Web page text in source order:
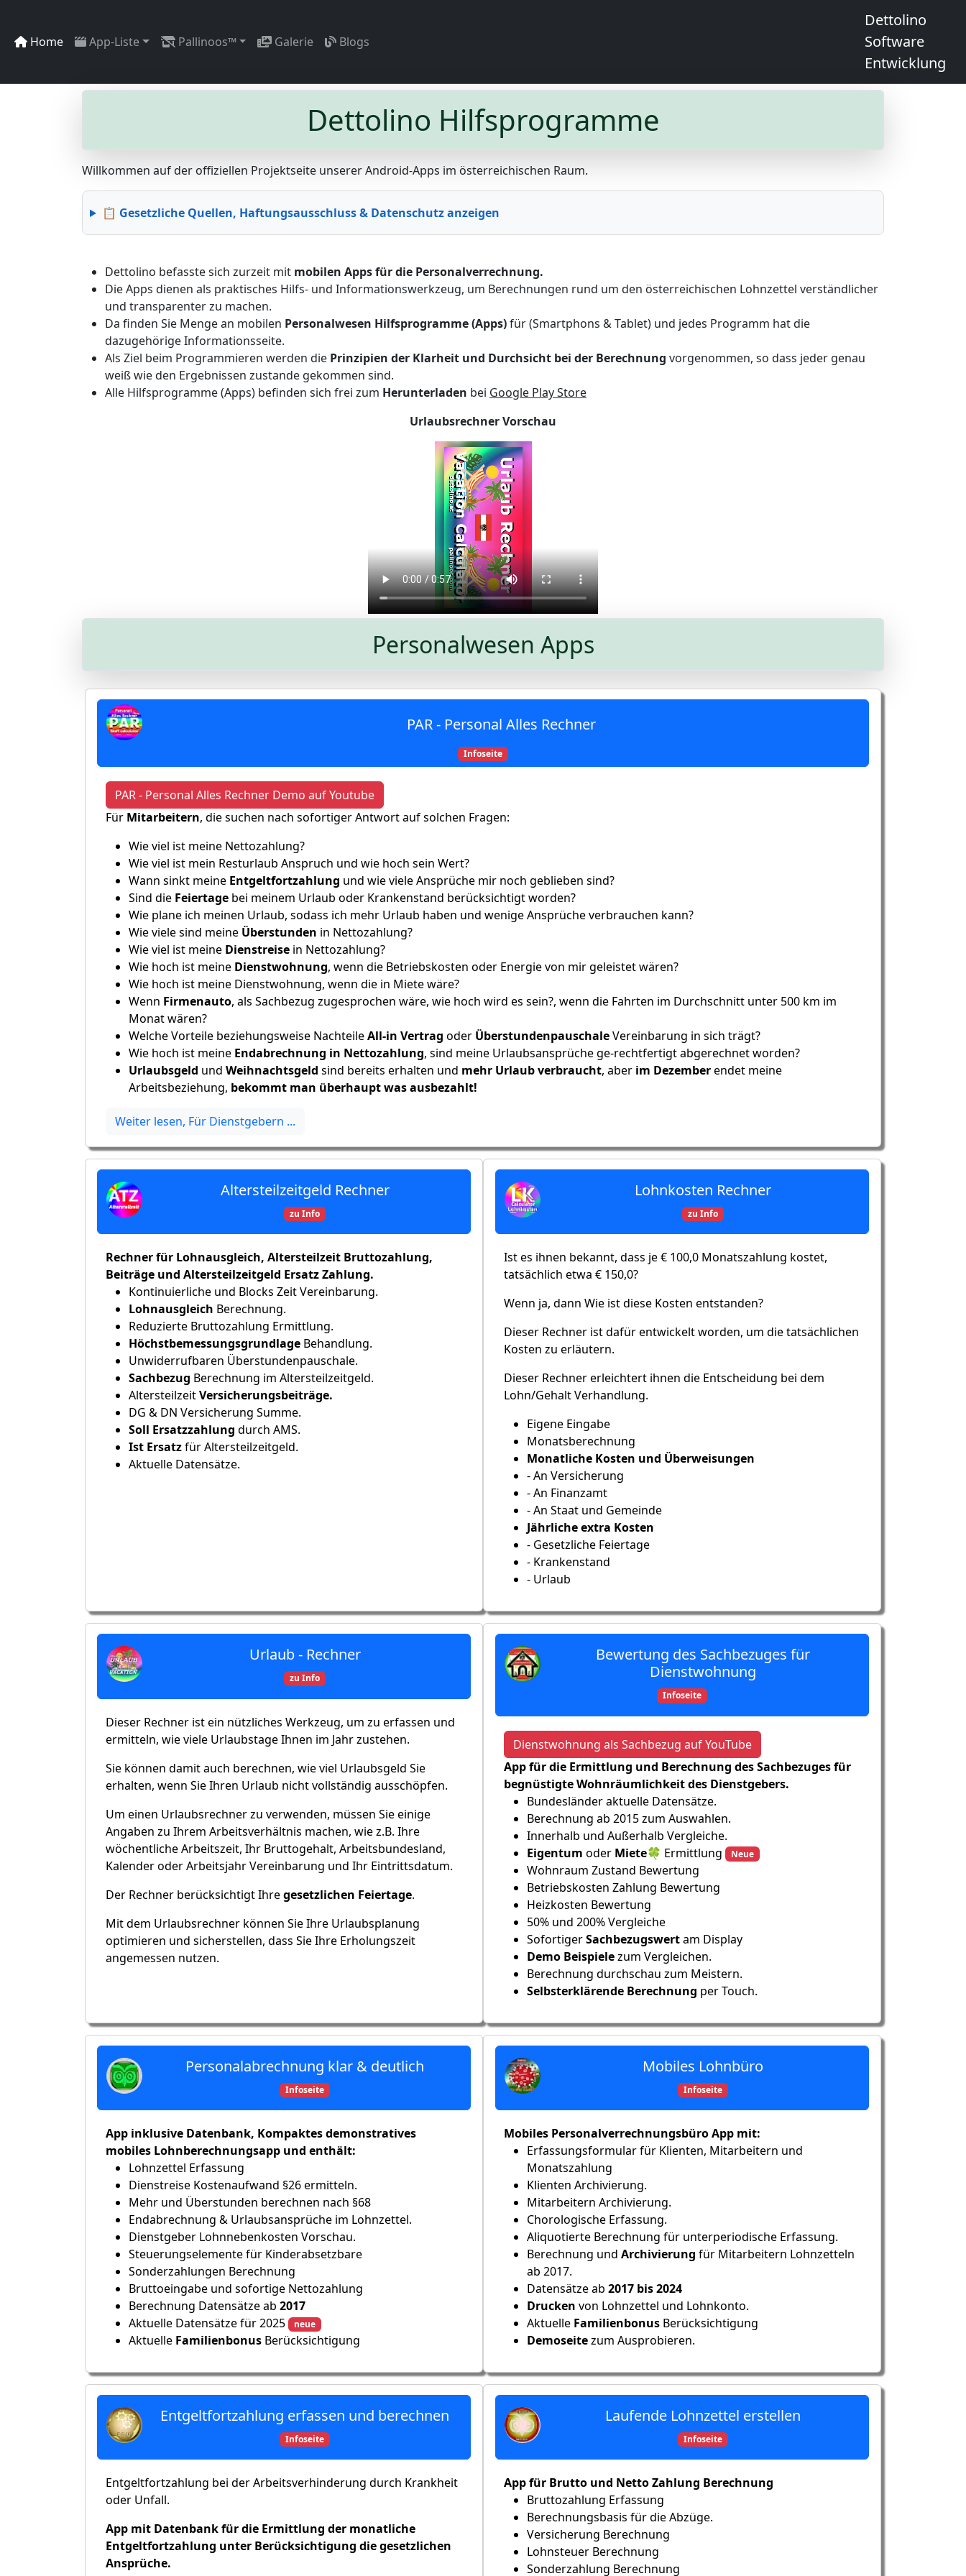
Home App-Liste Pallinoos™ Galerie Blogs
Dettolino
Software
Entwicklung
Dettolino Hilfsprogramme
Willkommen auf der offiziellen Projektseite unserer Android-Apps im österreichischen Raum.
📋 Gesetzliche Quellen, Haftungsausschluss & Datenschutz anzeigen
Dettolino befasste sich zurzeit mit mobilen Apps für die Personalverrechnung.
Die Apps dienen als praktisches Hilfs- und Informationswerkzeug, um Berechnungen rund um den österreichischen Lohnzettel verständlicher
und transparenter zu machen.
Da finden Sie Menge an mobilen Personalwesen Hilfsprogramme (Apps)für (Smartphons & Tablet) und jedes Programm hat die
dazugehörige Informationsseite.
Als Ziel beim Programmieren werden die Prinzipien der Klarheit und Durchsicht bei der Berechnung vorgenommen, so dass jeder genau
weiß wie den Ergebnissen zustande gekommen sind.
Alle Hilfsprogramme (Apps) befinden sich frei zum Herunterladen bei Google Play Store
Urlaubsrechner Vorschau
Personalwesen Apps
PAR - Personal Alles Rechner
Infoseite
PAR - Personal Alles Rechner Demo auf Youtube
Für Mitarbeitern, die suchen nach sofortiger Antwort auf solchen Fragen:
Wie viel ist meine Nettozahlung?
Wie viel ist mein Resturlaub Anspruch und wie hoch sein Wert?
Wann sinkt meine Entgeltfortzahlung und wie viele Ansprüche mir noch geblieben sind?
Sind die Feiertage bei meinem Urlaub oder Krankenstand berücksichtigt worden?
Wie plane ich meinen Urlaub, sodass ich mehr Urlaub haben und wenige Ansprüche verbrauchen kann?
Wie viele sind meine Überstunden in Nettozahlung?
Wie viel ist meine Dienstreise in Nettozahlung?
Wie hoch ist meine Dienstwohnung, wenn die Betriebskosten oder Energie von mir geleistet wären?
Wie hoch ist meine Dienstwohnung, wenn die in Miete wäre?
Wenn Firmenauto, als Sachbezug zugesprochen wäre, wie hoch wird es sein?, wenn die Fahrten im Durchschnitt unter 500 km im
Monat wären?
Welche Vorteile beziehungsweise NachteileAll-in Vertrag oder ÜberstundenpauschaleVereinbarung in sich trägt?
Wie hoch ist meine Endabrechnung in Nettozahlung, sind meine Urlaubsansprüche ge-rechtfertigt abgerechnet worden?
Urlaubsgeld und Weihnachtsgeld sind bereits erhalten und mehr Urlaub verbraucht, aber im Dezemberendet meine
Arbeitsbeziehung, bekommt man überhaupt was ausbezahlt!
Weiter lesen, Für Dienstgebern ...
Altersteilzeitgeld Rechner
zu Info
Rechner für Lohnausgleich, Altersteilzeit Bruttozahlung,
Beiträge und Altersteilzeitgeld Ersatz Zahlung.
Kontinuierliche und Blocks Zeit Vereinbarung.
Lohnausgleich Berechnung.
Reduzierte Bruttozahlung Ermittlung.
Höchstbemessungsgrundlage Behandlung.
Unwiderrufbaren Überstundenpauschale.
Sachbezug Berechnung im Altersteilzeitgeld.
AltersteilzeitVersicherungsbeiträge.
DG & DN Versicherung Summe.
Soll Ersatzzahlung durch AMS.
Ist Ersatzfür Altersteilzeitgeld.
Aktuelle Datensätze.
Lohnkosten Rechner
zu Info
Ist es ihnen bekannt, dass je € 100,0 Monatszahlung kostet,
tatsächlich etwa € 150,0?
Wenn ja, dann Wie ist diese Kosten entstanden?
Dieser Rechner ist dafür entwickelt worden, um die tatsächlichen
Kosten zu erläutern.
Dieser Rechner erleichtert ihnen die Entscheidung bei dem
Lohn/Gehalt Verhandlung.
Eigene Eingabe
Monatsberechnung
Monatliche Kosten und Überweisungen
- An Versicherung
- An Finanzamt
- An Staat und Gemeinde
Jährliche extra Kosten
- Gesetzliche Feiertage
- Krankenstand
- Urlaub
Urlaub - Rechner
zu Info
Dieser Rechner ist ein nützliches Werkzeug, um zu erfassen und
ermitteln, wie viele Urlaubstage Ihnen im Jahr zustehen.
Sie können damit auch berechnen, wie viel Urlaubsgeld Sie
erhalten, wenn Sie Ihren Urlaub nicht vollständig ausschöpfen.
Um einen Urlaubsrechner zu verwenden, müssen Sie einige
Angaben zu Ihrem Arbeitsverhältnis machen, wie z.B. Ihre
wöchentliche Arbeitszeit, Ihr Bruttogehalt, Arbeitsbundesland,
Kalender oder Arbeitsjahr Vereinbarung und Ihr Eintrittsdatum.
Der Rechner berücksichtigt Ihregesetzlichen Feiertage.
Mit dem Urlaubsrechner können Sie Ihre Urlaubsplanung
optimieren und sicherstellen, dass Sie Ihre Erholungszeit
angemessen nutzen.
Bewertung des Sachbezuges für
Dienstwohnung
Infoseite
Dienstwohnung als Sachbezug auf YouTube
App für die Ermittlung und Berechnung des Sachbezuges für
begnüstigte Wohnräumlichkeit des Dienstgebers.
Bundesländer aktuelle Datensätze.
Berechnung ab 2015 zum Auswahlen.
Innerhalb und Außerhalb Vergleiche.
Eigentum oder Miete🍀 Ermittlung Neue
Wohnraum Zustand Bewertung
Betriebskosten Zahlung Bewertung
Heizkosten Bewertung
50% und 200% Vergleiche
SofortigerSachbezugswertam Display
Demo Beispielezum Vergleichen.
Berechnung durchschau zum Meistern.
Selbsterklärende Berechnung per Touch.
Personalabrechnung klar & deutlich
Infoseite
App inklusive Datenbank, Kompaktes demonstratives
mobiles Lohnberechnungsapp und enthält:
Lohnzettel Erfassung
Dienstreise Kostenaufwand §26 ermitteln.
Mehr und Überstunden berechnen nach §68
Endabrechnung & Urlaubsansprüche im Lohnzettel.
Dienstgeber Lohnnebenkosten Vorschau.
Steuerungselemente für Kinderabsetzbare
Sonderzahlungen Berechnung
Bruttoeingabe und sofortige Nettozahlung
Berechnung Datensätze ab 2017
Aktuelle Datensätze für 2025
neue
Aktuelle Familienbonus Berücksichtigung
Mobiles Lohnbüro
Infoseite
Mobiles Personalverrechnungsbüro App mit:
Erfassungsformular für Klienten, Mitarbeitern und
Monatszahlung
Klienten Archivierung.
Mitarbeitern Archivierung.
Chorologische Erfassung.
Aliquotierte Berechnung für unterperiodische Erfassung.
Berechnung und Archivierung für Mitarbeitern Lohnzetteln
ab 2017.
Datensätze ab 2017 bis 2024
Drucken von Lohnzettel und Lohnkonto.
Aktuelle Familienbonus Berücksichtigung
Demoseitezum Ausprobieren.
Entgeltfortzahlung erfassen und berechnen
Infoseite
Entgeltfortzahlung bei der Arbeitsverhinderung durch Krankheit
oder Unfall.
App mit Datenbank für die Ermittlung der monatliche
Entgeltfortzahlung unter Berücksichtigung die gesetzlichen
Ansprüche.
Laufende Lohnzettel erstellen
Infoseite
App für Brutto und Netto Zahlung Berechnung
Bruttozahlung Erfassung
Berechnungsbasis für die Abzüge.
Versicherung Berechnung
Lohnsteuer Berechnung
Sonderzahlung Berechnung